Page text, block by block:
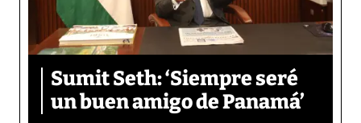
Sumit Seth: ‘Siempre seré
un buen amigo de Panamá’